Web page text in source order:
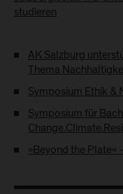
studieren
AK Salzburg
Thema
Symposium Ethik &
Symposium für
»Beyond the Plate«